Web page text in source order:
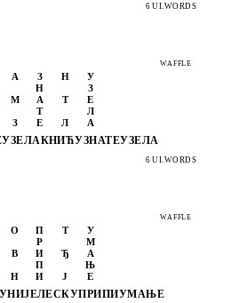
6 UI.WORDS
WAFFLE
А З Н
У
Н
З
М А Т
Е
Т
Л
З Е Л А
УЗЕЛАКНИЋУЗНАТЕУЗЕЛА
6 UI.WORDS
WAFFLE
О П Т
У
Р
М
В И Ђ
А
П
Њ
Н И Ј Е
УНИЈЕЛЕСКУПРИПИУМАЊЕ